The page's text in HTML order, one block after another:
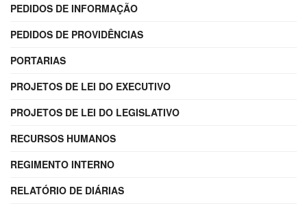
PEDIDOS DE INFORMAÇÃO
PEDIDOS DE PROVIDÊNCIAS
PORTARIAS
PROJETOS DE LEI DO EXECUTIVO
PROJETOS DE LEI DO LEGISLATIVO
RECURSOS HUMANOS
REGIMENTO INTERNO
RELATÓRIO DE DIÁRIAS